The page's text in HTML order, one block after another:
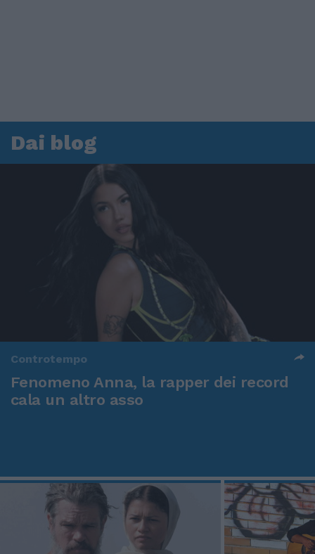
Dai blog
Controtempo
Fenomeno Anna, la rapper dei record
cala un altro asso